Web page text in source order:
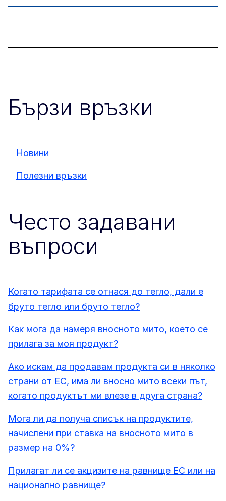
Бързи връзки
Новини
Полезни връзки
Често задавани
въпроси
Когато тарифата се отнася до тегло, дали е
бруто тегло или бруто тегло?
Как мога да намеря вносното мито, което се
прилага за моя продукт?
Ако искам да продавам продукта си в няколко
страни от ЕС, има ли вносно мито всеки път,
когато продуктът ми влезе в друга страна?
Мога ли да получа списък на продуктите,
начислени при ставка на вносното мито в
размер на 0%?
Прилагат ли се акцизите на равнище ЕС или на
национално равнище?